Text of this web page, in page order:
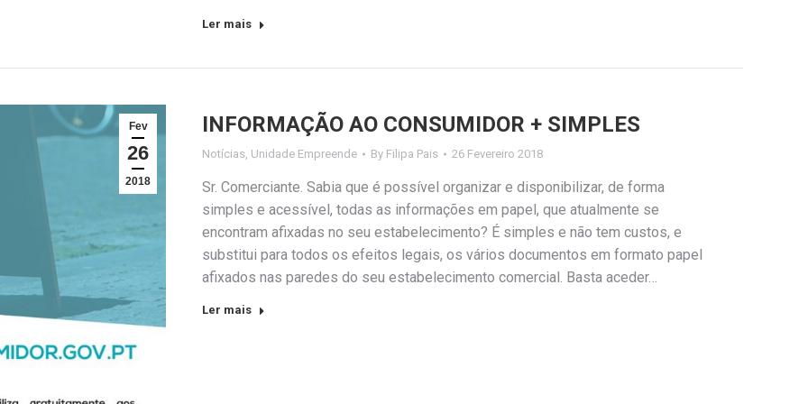
Ler mais
Fev
26
2018
INFORMAÇÃO AO CONSUMIDOR + SIMPLES
Notícias, Unidade Empreende By Filipa Pais 26 Fevereiro 2018
Sr. Comerciante. Sabia que é possível organizar e disponibilizar, de forma
simples e acessível, todas as informações em papel, que atualmente se
encontram afixadas no seu estabelecimento? É simples e não tem custos, e
substitui para todos os efeitos legais, os vários documentos em formato papel
afixados nas paredes do seu estabelecimento comercial. Basta aceder…
Ler mais